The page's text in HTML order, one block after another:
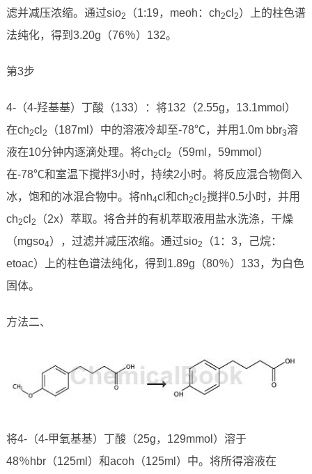
滤并减压浓缩。通过sio2 （1:19，meoh：ch2cl 2）上的柱色谱
法纯化，得到3.20g（76％）132。
第3步
4-（4-羟基基）丁酸（133）：将132（2.55g，13.1mmol）
在ch2cl 2 （187ml）中的溶液冷却至-78℃，并用1.0m bbr3溶
液在10分钟内逐滴处理。将ch2cl 2
（59ml，59mmol）
在-78℃和室温下搅拌3小时，持续2小时。将反应混合物倒入
冰，饱和的冰混合物中。将nh4cl和ch2cl 2搅拌0.5小时，并用
ch2cl 2
（2x）萃取。将合并的有机萃取液用盐水洗涤，干燥
（mgso4），过滤并减压浓缩。通过sio2
（1：3，己烷：
etoac）上的柱色谱法纯化，得到1.89g（80％）133，为白色
固体。
方法二、
将4-（4-甲氧基基）丁酸（25g，129mmol）溶于
48％hbr（125ml）和acoh（125ml）中。将所得溶液在